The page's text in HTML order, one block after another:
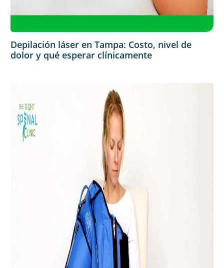
Depilación láser en Tampa: Costo, nivel de
dolor y qué esperar clínicamente